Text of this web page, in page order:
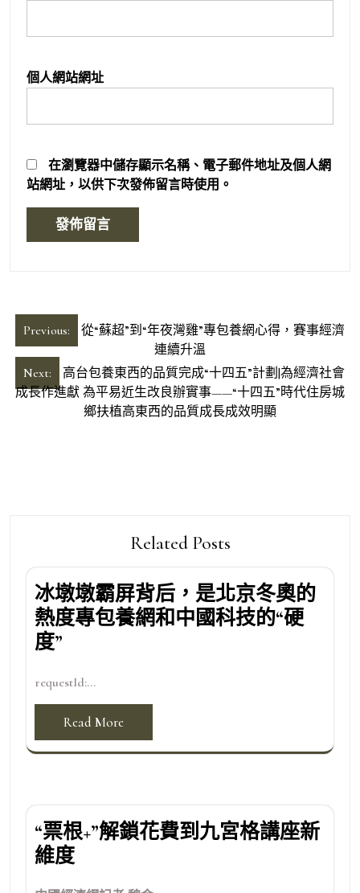
個人網站網址
在瀏覽器中儲存顯示名稱、電子郵件地址及個人網
站網址，以供下次發佈留言時使用。
文
章
導
覽
Previous:
從“蘇超”到“年夜灣雞”專包養網心得，賽事經濟
連續升溫
Next:
高台包養東西的品質完成“十四五”計劃|為經濟社會
成長作進獻 為平易近生改良辦實事——“十四五”時代住房城
鄉扶植高東西的品質成長成效明顯
Related Posts
冰墩墩霸屏背后，是北京冬奧的
熱度專包養網和中國科技的“硬
度”
requestId:...
Read More
“票根+”解鎖花費到九宮格講座新
維度